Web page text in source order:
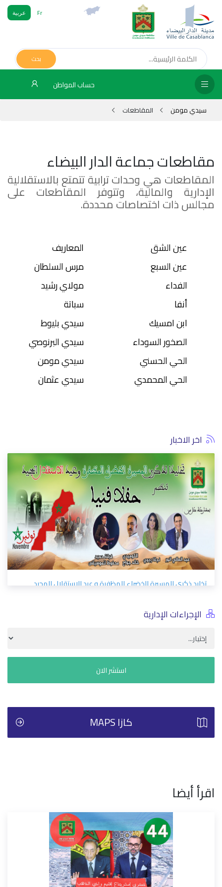
Fr عربية
بحث
حساب المواطن
سيدي مومن المقاطعات
مقاطعات جماعة الدار البيضاء
المقاطعات هي وحدات ترابية تتمتع بالاستقلالية
الإدارية والمالية، وتتوفر المقاطعات على
مجالس ذات اختصاصات محددة.
عين الشق
عين السبع
الفداء
أنفا
ابن امسيك
الصخور السوداء
الحي الحسني
الحي المحمدي
المعاريف
مرس السلطان
مولاي رشيد
سباتة
سيدي بليوط
سيدي البرنوصي
سيدي مومن
سيدي عثمان
اخر الاخبار
تخليد ذكرى المسيرة الخضراء المظفرة و عيد الاستقلال المجيد
الإجراءات الإدارية
استشر الان
كازا MAPS
اقرأ أيضا